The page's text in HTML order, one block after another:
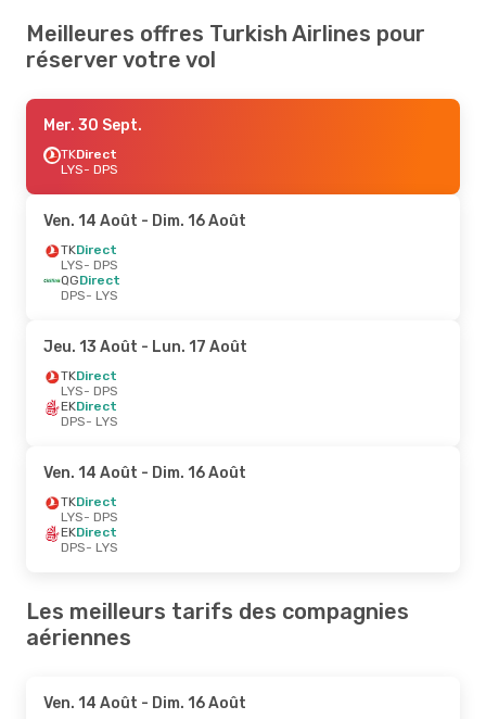
Meilleures offres Turkish Airlines pour
réserver votre vol
Mer. 30 Sept.
TKDirect
LYS- DPS
Ven. 14 Août - Dim. 16 Août
TKDirect
LYS- DPS
QGDirect
DPS- LYS
Jeu. 13 Août - Lun. 17 Août
TKDirect
LYS- DPS
EKDirect
DPS- LYS
Ven. 14 Août - Dim. 16 Août
TKDirect
LYS- DPS
EKDirect
DPS- LYS
Les meilleurs tarifs des compagnies
aériennes
Ven. 14 Août - Dim. 16 Août